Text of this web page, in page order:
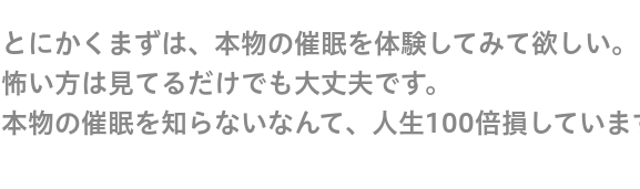
とにかくまずは、本物の催眠を体験してみて欲しい。
怖い方は見てるだけでも大丈夫です。
本物の催眠を知らないなんて、人生100倍損していま